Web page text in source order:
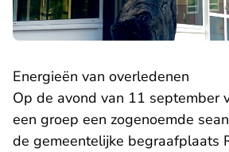
Energieën van overledenen
Op de avond van 11 september
een groep een zogenoemde
de gemeentelijke begraafplaats